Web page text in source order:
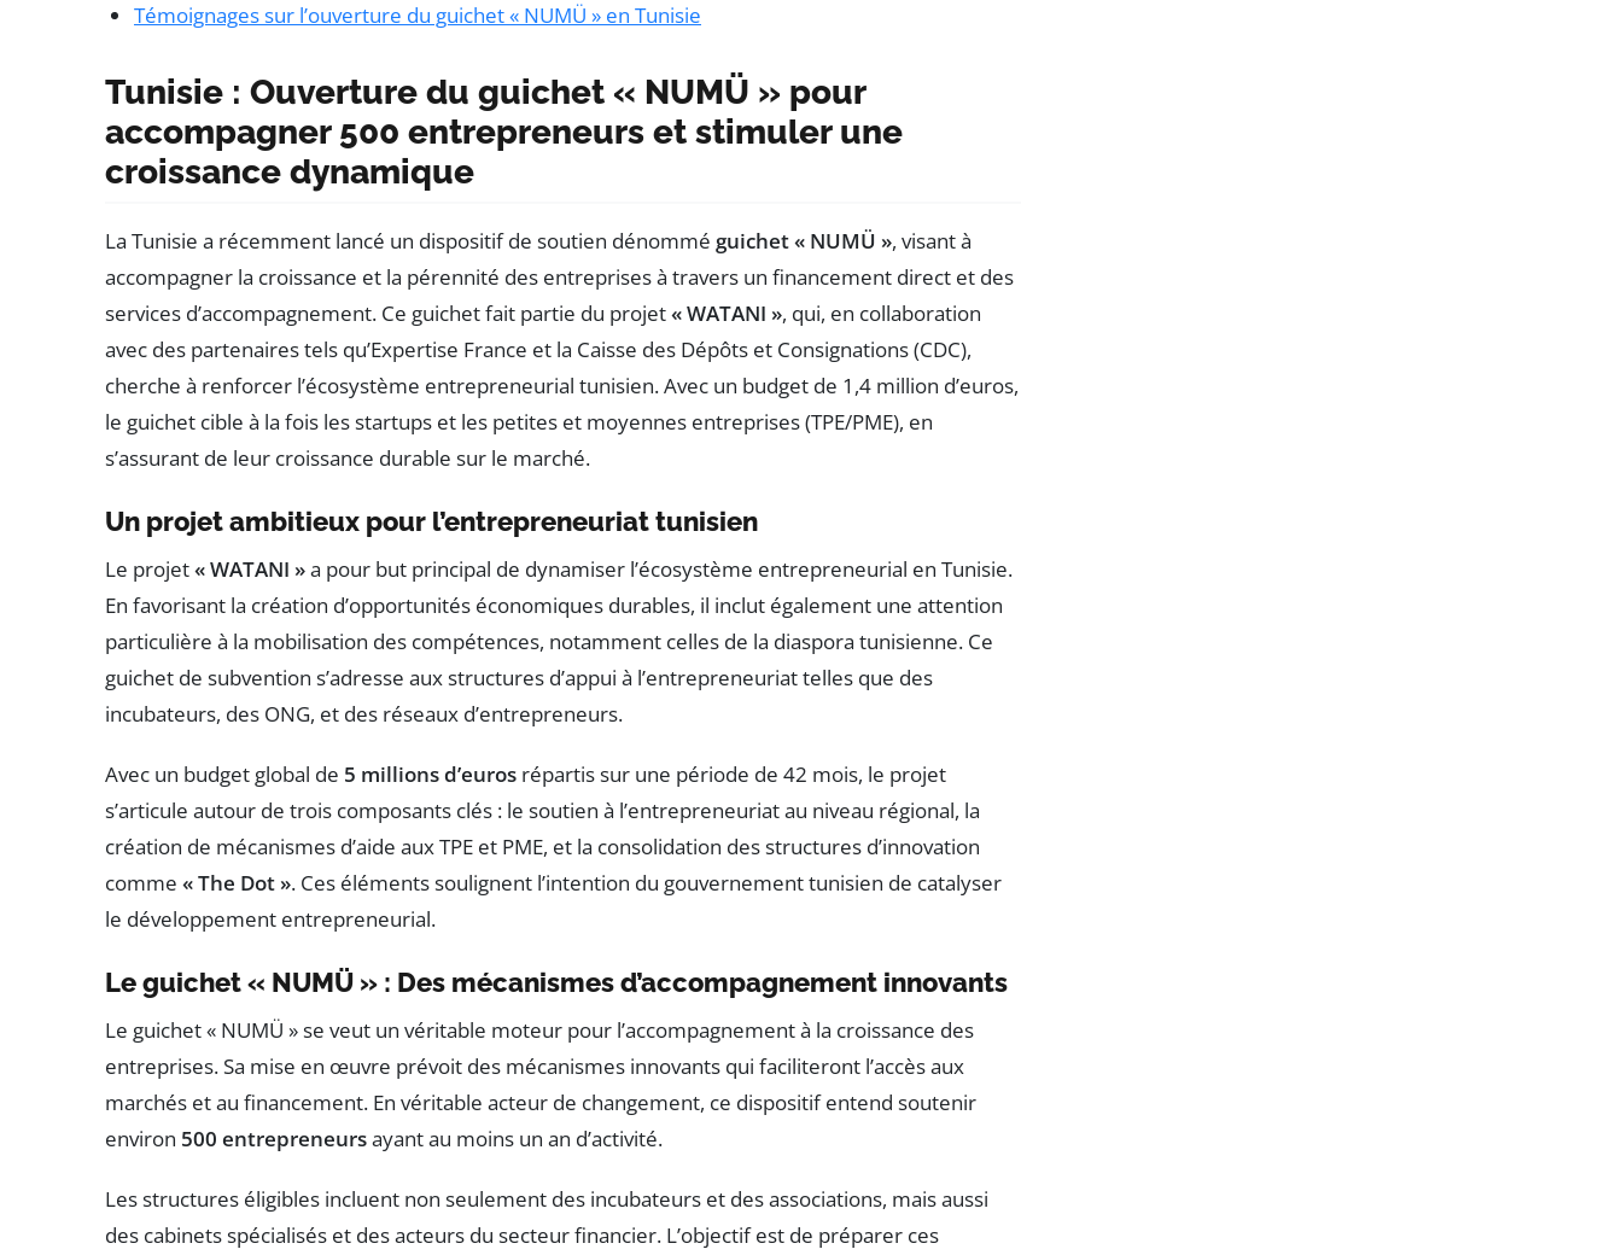
Témoignages sur l’ouverture du guichet « NUMÜ » en Tunisie
Tunisie : Ouverture du guichet « NUMÜ » pour
accompagner 500 entrepreneurs et stimuler une
croissance dynamique
La Tunisie a récemment lancé un dispositif de soutien dénommé guichet « NUMÜ », visant à
accompagner la croissance et la pérennité des entreprises à travers un financement direct et des
services d’accompagnement. Ce guichet fait partie du projet« WATANI », qui, en collaboration
avec des partenaires tels qu’Expertise France et la Caisse des Dépôts et Consignations (CDC),
cherche à renforcer l’écosystème entrepreneurial tunisien. Avec un budget de 1,4 million d’euros,
le guichet cible à la fois les startups et les petites et moyennes entreprises (TPE/PME), en
s’assurant de leur croissance durable sur le marché.
Un projet ambitieux pour l’entrepreneuriat tunisien
Le projet« WATANI »a pour but principal de dynamiser l’écosystème entrepreneurial en Tunisie.
En favorisant la création d’opportunités économiques durables, il inclut également une attention
particulière à la mobilisation des compétences, notamment celles de la diaspora tunisienne. Ce
guichet de subvention s’adresse aux structures d’appui à l’entrepreneuriat telles que des
incubateurs, des ONG, et des réseaux d’entrepreneurs.
Avec un budget global de 5 millions d’euros répartis sur une période de 42 mois, le projet
s’articule autour de trois composants clés : le soutien à l’entrepreneuriat au niveau régional, la
création de mécanismes d’aide aux TPE et PME, et la consolidation des structures d’innovation
comme « The Dot ». Ces éléments soulignent l’intention du gouvernement tunisien de catalyser
le développement entrepreneurial.
Le guichet « NUMÜ » : Des mécanismes d’accompagnement innovants
Le guichet « NUMÜ » se veut un véritable moteur pour l’accompagnement à la croissance des
entreprises. Sa mise en œuvre prévoit des mécanismes innovants qui faciliteront l’accès aux
marchés et au financement. En véritable acteur de changement, ce dispositif entend soutenir
environ 500 entrepreneursayant au moins un an d’activité.
Les structures éligibles incluent non seulement des incubateurs et des associations, mais aussi
des cabinets spécialisés et des acteurs du secteur financier. L’objectif est de préparer ces